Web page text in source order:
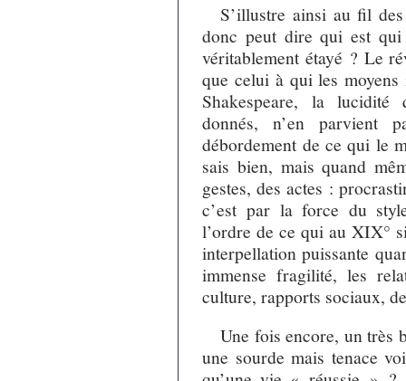
S’illustre ainsi au fil
donc peut dire qui est
véritablement étayé ? Le
que celui à qui les
Shakespeare, la lucidité
donnés, n’en parvient
débordement de ce qui le
sais bien, mais quand
gestes, des actes :
c’est par la force du
l’ordre de ce qui au XIX°
interpellation puissante
immense fragilité, les
culture, rapports sociaux,
Une fois encore, un très
une sourde mais tenace